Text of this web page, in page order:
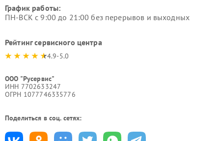
График работы:
ПН-ВСК с 9:00 до 21:00 без перерывов и выходных
Рейтинг сервисного центра
4.9-5.0
ООО "Русервис"
ИНН 7702633247
ОГРН 1077746335776
Поделиться в соц. сетях: